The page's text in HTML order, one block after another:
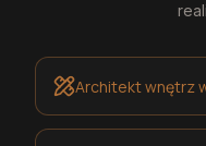
Architekt wnętrz